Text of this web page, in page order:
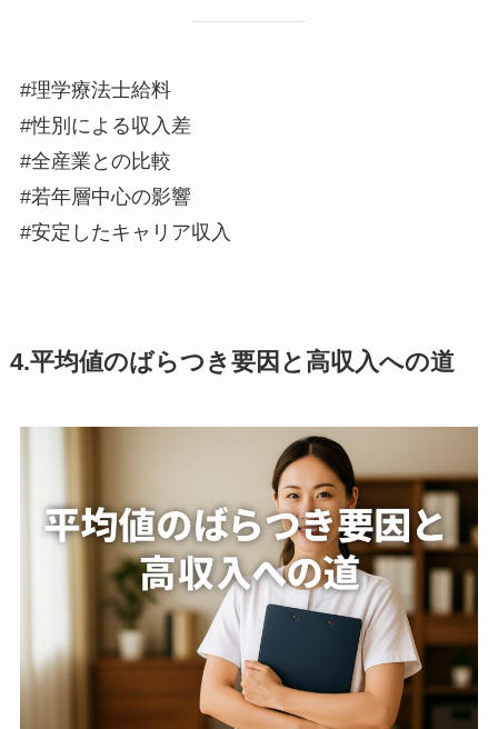
#理学療法士給料
#性別による収入差
#全産業との比較
#若年層中心の影響
#安定したキャリア収入
4.平均値のばらつき要因と高収入への道